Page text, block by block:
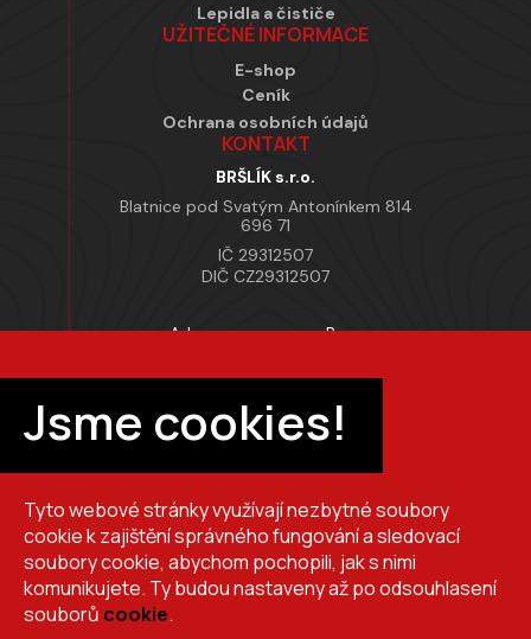
Jsme cookies!
Tyto webové stránky využívají nezbytné soubory
cookie k zajištění správného fungování a sledovací
soubory cookie, abychom pochopili, jak s nimi
komunikujete. Ty budou nastaveny až po odsouhlasení
souborů cookie.
Lepidla a čističe
UŽITEČNÉ INFORMACE
E-shop
Ceník
Ochrana osobních údajů
KONTAKT
BRŠLÍK s.r.o.
Blatnice pod Svatým Antonínkem 814
696 71
IČ 29312507
DIČ CZ29312507
Adresa provozovny Brno
Pracovní doba
Po–Pá 7:00 – 15:30
+420 725 510 044
obchod@brslik.cz